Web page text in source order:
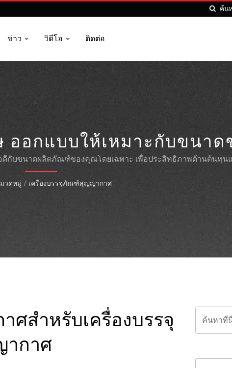
ข่าว วิดีโอ ติดต่อ
อกแบบให้เหมาะกับขนา
ของคุณ
บขนาดผลิตภัณฑ์ของคุณโดยเฉพาะ เพื่อประสิทธิภาพด้านต้นทุนแ
วดหมู่ / เครื่องบรรจุภัณฑ์สุญญากาศ
ศสำหรับเครื่องบรรจุ
กาศ